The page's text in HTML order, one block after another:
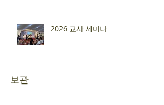
2026 교사 세미나
보관